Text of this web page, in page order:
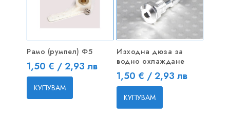
Рамо (румпел) Ф5
Цена
1,50 € / 2,93 лв
КУПУВАМ
Изходна дюза за
водно охлаждане
Цена
1,50 € / 2,93 лв
КУПУВАМ